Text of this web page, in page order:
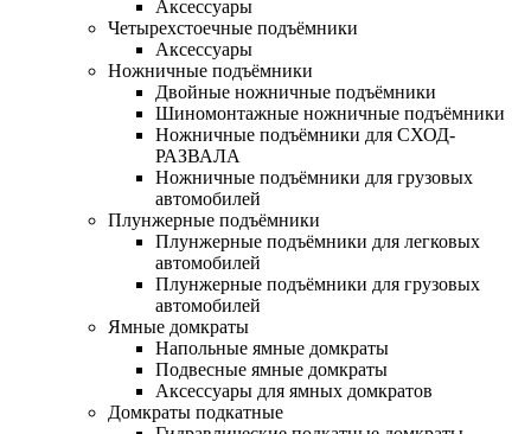
Аксессуары
Четырехстоечные подъёмники
Аксессуары
Ножничные подъёмники
Двойные ножничные подъёмники
Шиномонтажные ножничные подъёмники
Ножничные подъёмники для СХОД-
РАЗВАЛА
Ножничные подъёмники для грузовых
автомобилей
Плунжерные подъёмники
Плунжерные подъёмники для легковых
автомобилей
Плунжерные подъёмники для грузовых
автомобилей
Ямные домкраты
Напольные ямные домкраты
Подвесные ямные домкраты
Аксессуары для ямных домкратов
Домкраты подкатные